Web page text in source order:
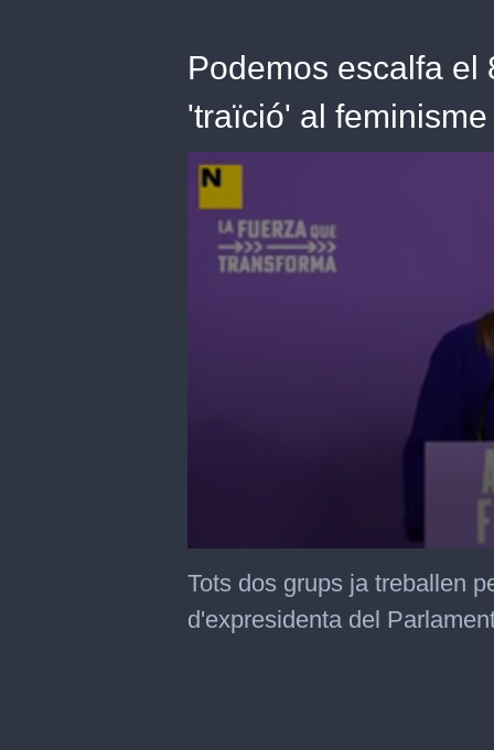
Podemos escalfa el
'traïció' al feminisme
seconds
of
52
seconds
Tots dos grups ja treballen
d'expresidenta del